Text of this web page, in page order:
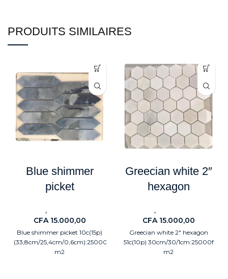
PRODUITS SIMILAIRES
Blue shimmer
picket
,
CFA15.000,00
Blue shimmer picket 10c(15p)
(33,8cm/25,4cm/0,6cm):25000
m2
Greecian white 2″
hexagon
,
CFA15.000,00
Greecian white 2" hexagon
51c(10p) 30cm/30/1cm:25000f
m2